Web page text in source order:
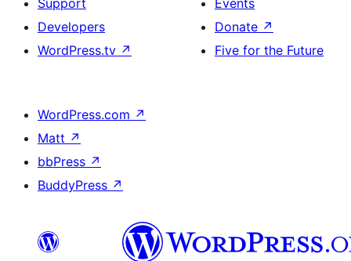
Support
Developers
WordPress.tv ↗
Events
Donate ↗
Five for the Future
WordPress.com ↗
Matt ↗
bbPress ↗
BuddyPress ↗